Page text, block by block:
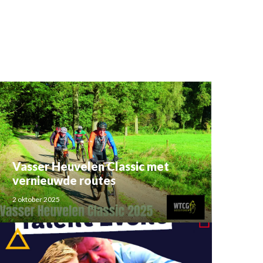
Vasser Heuvelen Classic met
vernieuwde routes
2 oktober 2025